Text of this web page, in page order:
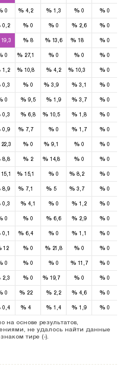
0 % 4,2 % 1,3 % 0 % 0
0,2 % 0 % 0 % 2,6 % 0
% 8 %13,6 %18 % 0
0 %27,1 % 0 % 0 % 0
1,2 %10,8 % 4,2 %10,3 % 0
0,3 % 0 % 3,9 % 3,1 % 0
0 % 9,5 % 1,9 % 3,7 % 0
0,3 % 6,8 %10,5 % 1,8 % 0
0,9 % 7,7 % 0 % 1,7 % 0
% 0 % 9,1 % 0 % 0
8,8 % 2 %14,8 % 0 % 0
%15,1 % 0 % 8,2 % 0
8,9 % 7,1 % 5 % 3,7 % 0
0,3 % 4,1 % 0 % 1,2 % 0
0 % 0 % 6,6 % 2,9 % 0
0,1 % 6,4 % 0 % 1,1 % 0
12 % 0 %21,8 % 0 % 0
0 % 0 % 0 %11,7 % 0
2,3 % 0 %19,7 % 0 % 0
0 %22 % 2,2 % 4,6 % 0
0,4 % 4 % 1,4 % 1,9 % 0
основе результатов,
не удалось найти данные
тире (-).